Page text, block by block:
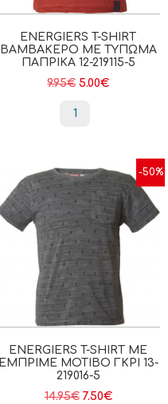
ENERGIERS T-SHIRT
ΒΑΜΒΑΚΕΡΌ ΜΕ ΤΎΠΩΜΑ
ΠΑΠΡΙΚΑ 12-219115-5
9.95€ 5.00€
1
-50%
ENERGIERS T-SHIRT ΜΕ
ΕΜΠΡΙΜΈ ΜΟΤΊΒΟ ΓΚΡΙ 13-
219016-5
14.95€ 7.50€